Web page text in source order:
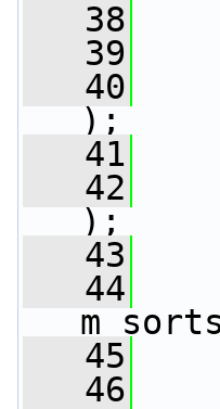
   38
   39
   40
);
   41
   42
);
   43
   44
   45
   46